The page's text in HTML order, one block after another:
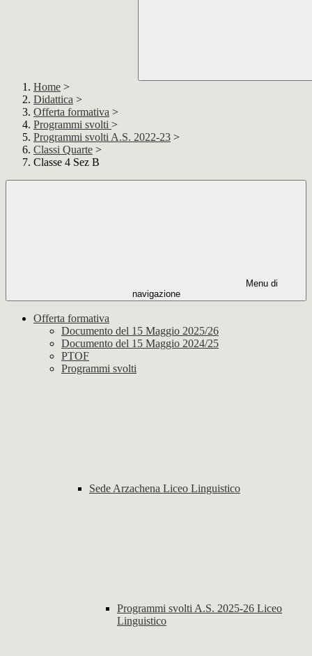
Home >
Didattica >
Offerta formativa >
Programmi svolti >
Programmi svolti A.S. 2022-23 >
Classi Quarte >
Classe 4 Sez B
Menu di
navigazione
Offerta formativa
Documento del 15 Maggio 2025/26
Documento del 15 Maggio 2024/25
PTOF
Programmi svolti
Sede Arzachena Liceo Linguistico
Programmi svolti A.S. 2025-26 Liceo
Linguistico